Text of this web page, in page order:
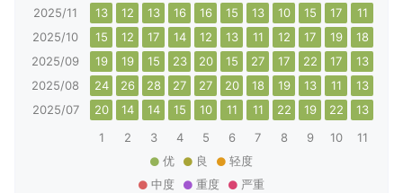
2025/11
13 12 13 16 16 15 13 10 15 17 11
2025/10
15 12 17 14 12 13 11 12 17 19 18
2025/09
19 19 15 23 20 15 27 17 22 17 13
2025/08
24 26 28 27 27 20 18 19 13 11 13
2025/07
20 14 14 15 10 11 11 22 19 22 13
1
2 3 4 5 6 7 8 9 10 11
优
良
轻度
中度
重度 严重